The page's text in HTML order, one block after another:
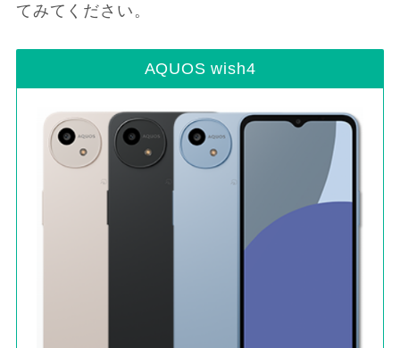
てみてください。
AQUOS wish4